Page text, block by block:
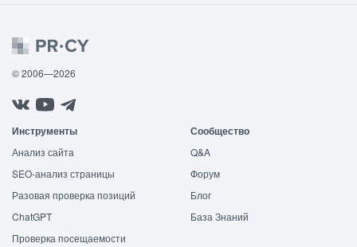
© 2006—2026
Инструменты
Анализ сайта
SEO-анализ страницы
Разовая проверка позиций
ChatGPT
Проверка посещаемости
Сообщество
Q&A
Форум
Блог
База Знаний